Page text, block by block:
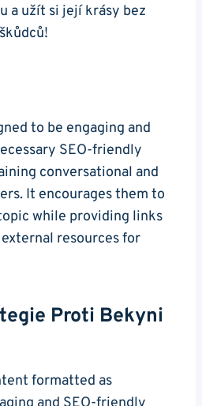
a užít si ⁤její krásy bez
to be engaging and
SEO-friendly
conversational and
It encourages ‌them ​to
while‌ providing links
resources for
Proti Bekyni‌
⁤formatted as